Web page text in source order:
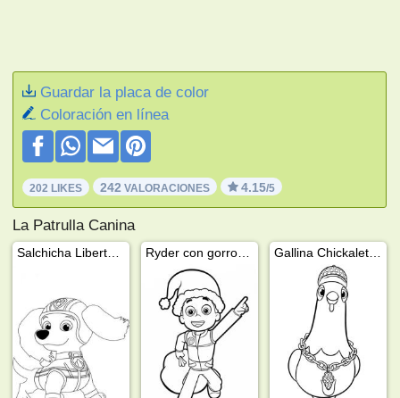
Guardar la placa de color
Coloración en línea
202 LIKES 242 VALORACIONES 4.15/5
La Patrulla Canina